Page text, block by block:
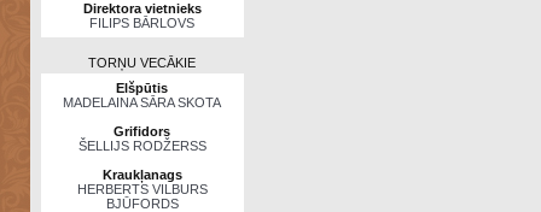
Direktora vietnieks
FILIPS BĀRLOVS
TORŅU VECĀKIE
Elšpūtis
MADELAINA SĀRA SKOTA
Grifidors
ŠELLIJS RODŽERSS
Kraukļanags
HERBERTS VILBURS
BJŪFORDS